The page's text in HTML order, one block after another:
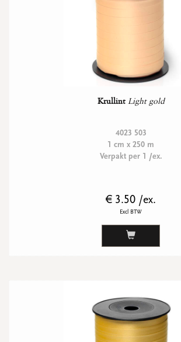
Krullint Light gold
4023 503
1 cm x 250 m
Verpakt per 1 /ex.
€ 3.50 /ex.
Excl BTW